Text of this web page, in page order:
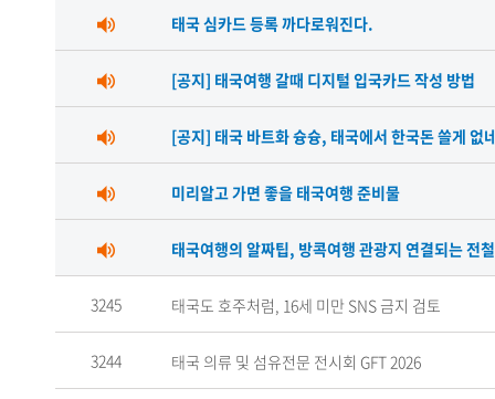
태국 심카드 등록 까다로워진다.
[공지] 태국여행 갈때 디지털 입국카드 작성 방법
[공지] 태국 바트화 슝슝, 태국에서 한국돈 쓸게 없
미리알고 가면 좋을 태국여행 준비물
태국여행의 알짜팁, 방콕여행 관광지 연결되는 전
3245 태국도 호주처럼, 16세 미만 SNS 금지 검토
3244 태국 의류 및 섬유전문 전시회 GFT 2026